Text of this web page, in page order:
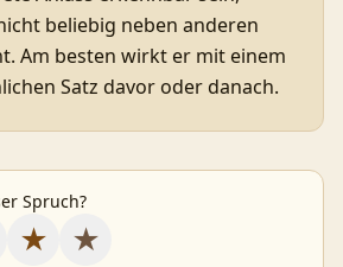
beliebig neben anderen
Am besten wirkt er mit einem
Satz davor oder danach.
Spruch?
★ ★